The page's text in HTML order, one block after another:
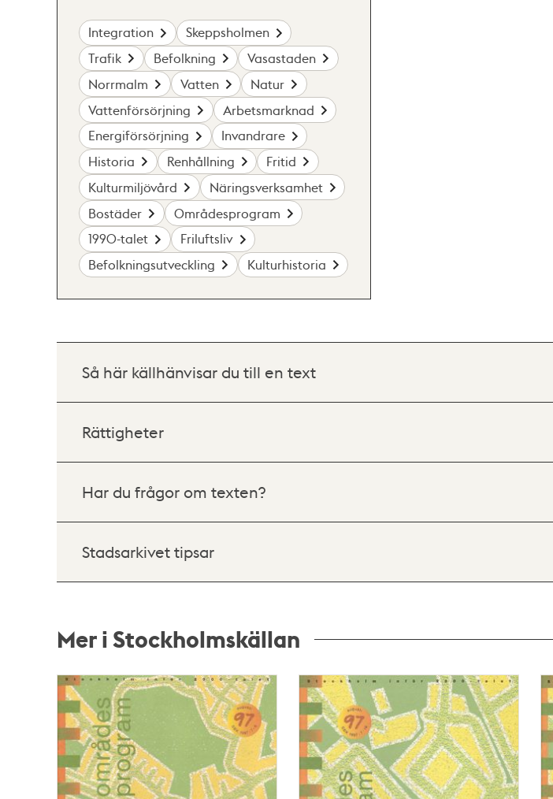
Integration
Skeppsholmen
Trafik
Befolkning
Vasastaden
Norrmalm
Vatten
Natur
Vattenförsörjning
Arbetsmarknad
Energiförsörjning
Invandrare
Historia
Renhållning
Fritid
Kulturmiljövård
Näringsverksamhet
Bostäder
Områdesprogram
1990-talet
Friluftsliv
Befolkningsutveckling
Kulturhistoria
Så här källhänvisar du till en text
Rättigheter
Har du frågor om texten?
Stadsarkivet tipsar
Mer i Stockholmskällan
Relaterade
poster
och
teman